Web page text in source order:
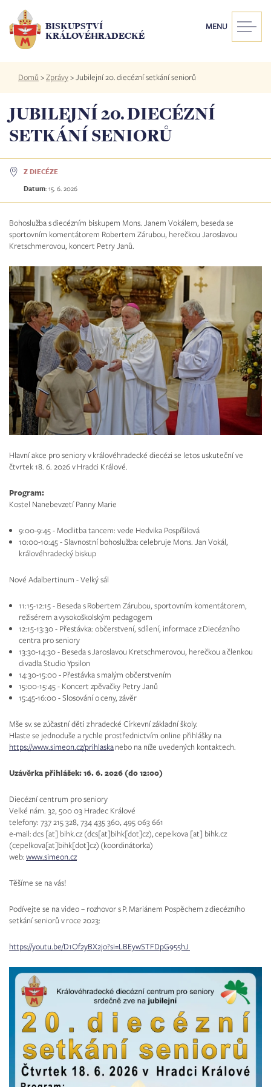
hlavnímu
obsahu
BISKUPSTVÍ
KRÁLOVÉHRADECKÉ
MENU
Drobečková
navigace
Domů >Zprávy>Jubilejní 20. diecézní setkání seniorů
JUBILEJNÍ 20. DIECÉZNÍ
SETKÁNÍ SENIORŮ
Z DIECÉZE
Datum: 15. 6. 2026
Bohoslužba s diecézním biskupem Mons. Janem Vokálem, beseda se
sportovním komentátorem Robertem Zárubou, herečkou Jaroslavou
Kretschmerovou, koncert Petry Janů.
Hlavní akce pro seniory v královéhradecké diecézi se letos uskuteční ve
čtvrtek 18. 6. 2026 v Hradci Králové.
Program:
Kostel Nanebevzetí Panny Marie
9:00-9:45 - Modlitba tancem: vede Hedvika Pospíšilová
10:00-10:45 - Slavnostní bohoslužba: celebruje Mons. Jan Vokál,
královéhradecký biskup
Nové Adalbertinum - Velký sál
11:15-12:15 - Beseda s Robertem Zárubou, sportovním komentátorem,
režisérem a vysokoškolským pedagogem
12:15-13:30 - Přestávka: občerstvení, sdílení, informace z Diecézního
centra pro seniory
13:30-14:30 - Beseda s Jaroslavou Kretschmerovou, herečkou a členkou
divadla Studio Ypsilon
14:30-15:00 - Přestávka s malým občerstvením
15:00-15:45 - Koncert zpěvačky Petry Janů
15:45-16:00 - Slosování o ceny, závěr
Mše sv. se zúčastní děti z hradecké Církevní základní školy.
Hlaste se jednoduše a rychle prostřednictvím online přihlášky na
https://www.simeon.cz/prihlaskanebo na níže uvedených kontaktech.
Uzávěrka přihlášek: 16. 6. 2026 (do 12:00)
Diecézní centrum pro seniory
Velké nám. 32, 500 03 Hradec Králové
telefony: 737 215 328, 734 435 360, 495 063 661
e-mail:dcs [at] bihk.cz (dcs[at]bihk[dot]cz),cepelkova [at] bihk.cz
(cepelkova[at]bihk[dot]cz) (koordinátorka)
web:www.simeon.cz
Těšíme se na vás!
Podívejte se na video – rozhovor s P. Mariánem Pospěchem z diecézního
setkání seniorů v roce 2023:
https://youtu.be/D1Of2yBX2jo?si=LBEywSTFDpG955hJ